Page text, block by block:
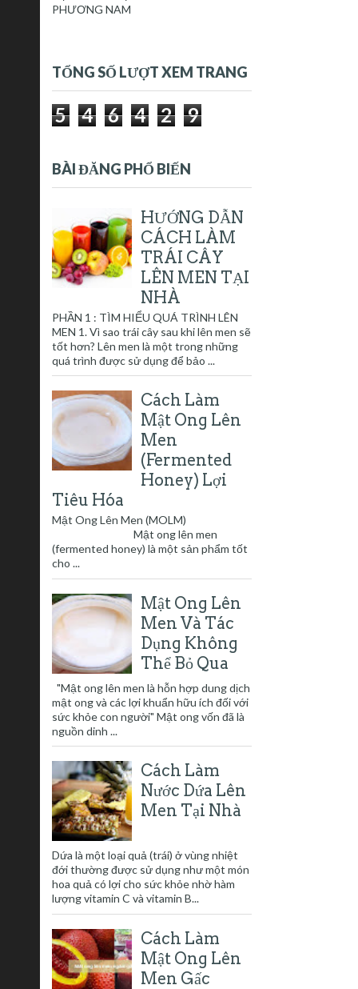
PHƯƠNG NAM
TỔNG SỐ LƯỢT XEM TRANG
5 4 6 4 2 9
BÀI ĐĂNG PHỔ BIẾN
HƯỚNG DẪN
CÁCH LÀM
TRÁI CÂY
LÊN MEN TẠI
NHÀ
PHẦN 1 : TÌM HIỂU QUÁ TRÌNH LÊN
MEN 1. Vì sao trái cây sau khi lên men sẽ
tốt hơn? Lên men là một trong những
quá trình được sử dụng để bảo ...
Cách Làm
Mật Ong Lên
Men
(Fermented
Honey) Lợi
Tiêu Hóa
Mật Ong Lên Men (MOLM)
Mật ong lên men
(fermented honey) là một sản phẩm tốt
cho ...
Mật Ong Lên
Men Và Tác
Dụng Không
Thể Bỏ Qua
"Mật ong lên men là hỗn hợp dung dịch
mật ong và các lợi khuẩn hữu ích đối với
sức khỏe con người" Mật ong vốn đã là
nguồn dinh ...
Cách Làm
Nước Dứa Lên
Men Tại Nhà
Dứa là một loại quả (trái) ở vùng nhiệt
đới thường được sử dụng như một món
hoa quả có lợi cho sức khỏe nhờ hàm
lượng vitamin C và vitamin B...
Cách Làm
Mật Ong Lên
Men Gấc